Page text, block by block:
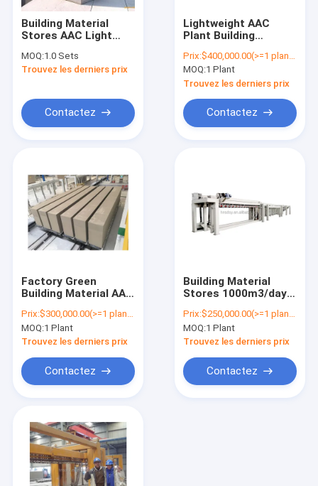
Produits
A propos de nous
Building Material
Stores AAC Light
Block Making
Machine 50000 -
MOQ:1.0 Sets
Trouvez les derniers prix
Contactez
Lightweight AAC
Plant Building
Machine Production
Line Equipment
Autoclaved Aerated
Concrete Block Plant
Prix:$400,000.00(>=1 plants)
MOQ:1 Plant
Trouvez les derniers prix
Contactez
Factory Green
Building Material AAC
Manufacturers and
Suppliers Making
Machinery
Machine Light Brick
Plant
Prix:$300,000.00(>=1 plants)
MOQ:1 Plant
Trouvez les derniers prix
Contactez
Building Material
Stores 1000m3/day
Panel Plant Factory
Supplier Automatic
Block Sand Lime AAC
in Uzbekistan
Prix:$250,000.00(>=1 plants)
MOQ:1 Plant
Trouvez les derniers prix
Contactez